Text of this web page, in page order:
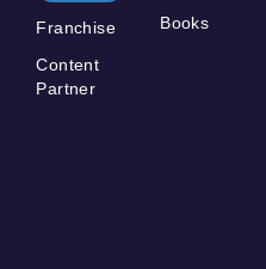
Franchise
Content
Partner
Books